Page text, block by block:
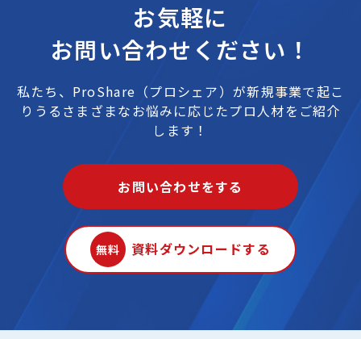
お気軽に
お問い合わせください！
私たち、ProShare（プロシェア）が新規事業で起こ
りうるさまざまなお悩みに応じたプロ人材をご紹介
します！
お問い合わせをする
無料 資料ダウンロードする